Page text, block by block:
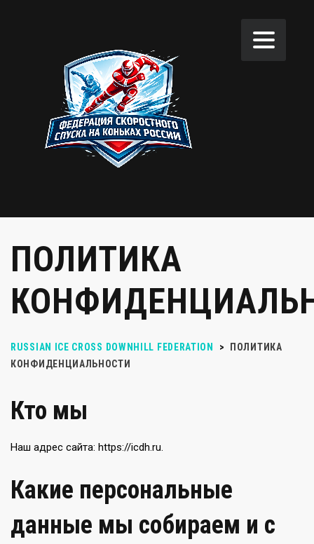
ПОЛИТИКА
RUSSIAN ICE CROSS DOWNHILL FEDERATION >
ПОЛИТИКА
КОНФИДЕНЦИАЛЬНОСТИ
Кто мы
Наш адрес сайта: https://icdh.ru.
Какие персональные
данные мы собираем и с